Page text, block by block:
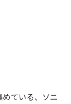
ている、ソニ